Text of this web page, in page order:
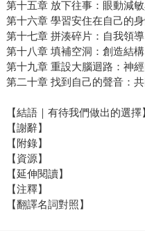
第十五章 放下往事：眼動減
第十六章 學習安住在自己的
第十七章 拼湊碎片：自我領導
第十八章 填補空洞：創造結構
第十九章 重設大腦迴路：神
第二十章 找到自己的聲音：
【結語｜有待我們做出的選擇
【謝辭】
【附錄】
【資源】
【延伸閱讀】
【注釋】
【翻譯名詞對照】